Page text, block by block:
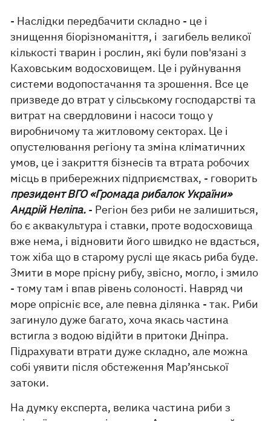
- Наслідки передбачити складно - це і
знищення біорізноманіття, і загибель великої
кількості тварин і рослин, які були пов'язані з
Каховським водосховищем. Це і руйнування
системи водопостачання та зрошення. Все це
призведе до втрат у сільському господарстві та
витрат на свердловини і насоси тощо у
виробничому та житловому секторах. Це і
опустелювання регіону та зміна кліматичних
умов, це і закриття бізнесів та втрата робочих
місць в прибережних підприємствах, - говорить
президент ВГО «Громада рибалок України»
Андрій Неліпа. - Регіон без риби не залишиться,
бо є аквакультура і ставки, проте водосховища
вже нема, і відновити його швидко не вдасться,
тож хіба що в старому руслі ще якась риба буде.
Змити в море прісну рибу, звісно, могло, і змило
- тому там і впав рівень солоності. Навряд чи
море опрісніє все, але певна ділянка - так. Риби
загинуло дуже багато, хоча якась частина
встигла з водою відійти в притоки Дніпра.
Підрахувати втрати дуже складно, але можна
собі уявити після обстеження Мар’янської
затоки.
На думку експерта, велика частина риби з